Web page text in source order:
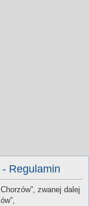
Regulamin
zwanej dalej